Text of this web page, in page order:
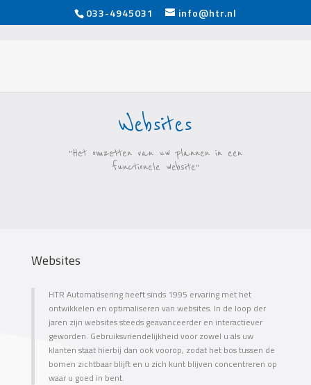
033-4945031 info@htr.nl
Websites
"Het omzetten van uw plannen in een
functionele website"
Websites
HTR Automatisering heeft sinds 1995 ervaring met het
ontwikkelen en optimaliseren van websites. In de loop der
jaren zijn websites steeds geavanceerder en interactiever
geworden. Gebruiksvriendelijkheid voor zowel u als uw
klanten staat hierbij dan ook voorop, zodat het bos tussen de
bomen zichtbaar blijft en u zich kunt blijven concentreren op
waar u goed in bent.